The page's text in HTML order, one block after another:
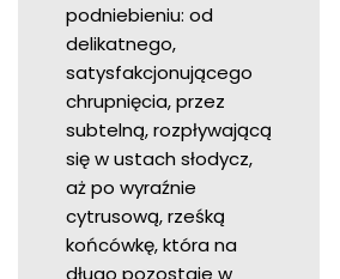
podniebieniu: od
delikatnego,
satysfakcjonującego
chrupnięcia, przez
subtelną, rozpływającą
się w ustach słodycz,
aż po wyraźnie
cytrusową, rześką
końcówkę, która na
długo pozostaje w